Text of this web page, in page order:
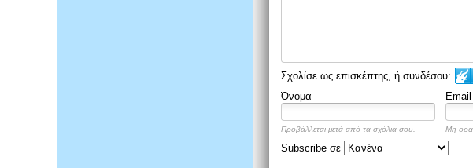
Σχολίσε ως επισκέπτης, ή συνδέσου:
Όνομα
Email
Προβάλλεται μετά από τα σχόλια σου. Μη
Subscribe σε